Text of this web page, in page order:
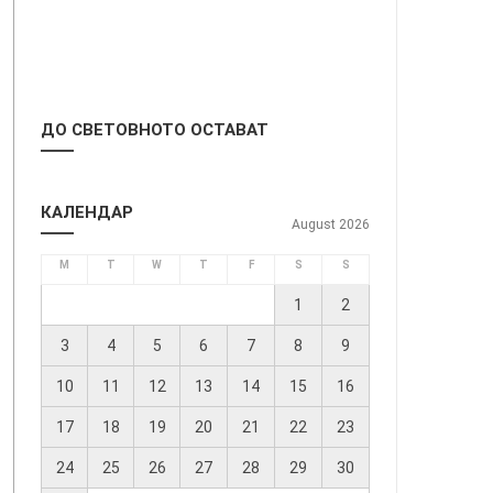
ДО СВЕТОВНОТО ОСТАВАТ
КАЛЕНДАР
August 2026
M T W T F S S
1 2
3 4 5 6 7 8 9
10 11 12 13 14 15 16
17 18 19 20 21 22 23
24 25 26 27 28 29 30